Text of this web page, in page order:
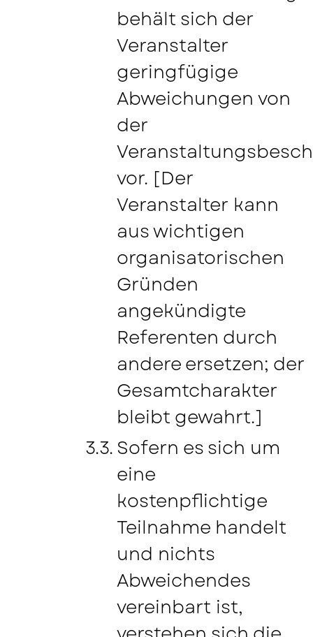
behält sich der
Veranstalter
geringfügige
Abweichungen von
der
vor. [Der
Veranstalter kann
aus wichtigen
organisatorischen
Gründen
angekündigte
Referenten durch
andere ersetzen; der
Gesamtcharakter
bleibt gewahrt.]
Sofern es sich um
eine
kostenpflichtige
Teilnahme handelt
und nichts
Abweichendes
vereinbart ist,